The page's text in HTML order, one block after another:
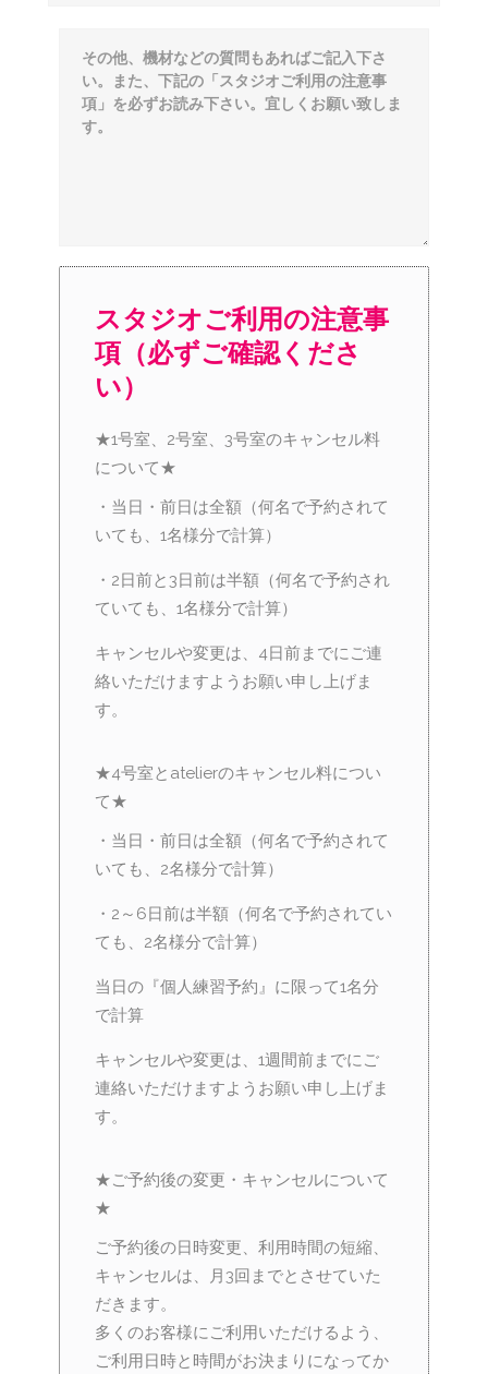
スタジオご利用の注意事
項（必ずご確認くださ
い）
★1号室、2号室、3号室のキャンセル料
について★
・当日・前日は全額（何名で予約されて
いても、1名様分で計算）
・2日前と3日前は半額（何名で予約され
ていても、1名様分で計算）
キャンセルや変更は、4日前までにご連
絡いただけますようお願い申し上げま
す。
★4号室とatelierのキャンセル料につい
て★
・当日・前日は全額（何名で予約されて
いても、2名様分で計算）
・2～6日前は半額（何名で予約されてい
ても、2名様分で計算）
当日の『個人練習予約』に限って1名分
で計算
キャンセルや変更は、1週間前までにご
連絡いただけますようお願い申し上げま
す。
★ご予約後の変更・キャンセルについて
★
ご予約後の日時変更、利用時間の短縮、
キャンセルは、月3回までとさせていた
だきます。
多くのお客様にご利用いただけるよう、
ご利用日時と時間がお決まりになってか